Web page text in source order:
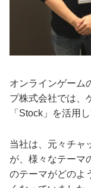
オンラインゲーム
プ株式会社では、
「Stock」を活用
当社は、元々チャ
が、様々なテーマ
のテーマがどのよ